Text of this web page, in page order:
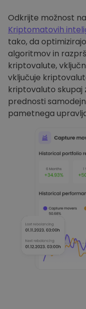
Odkrijte možnost
Kriptomatovih
tako, da
algoritmov in
kriptovalute,
vključuje
kriptovaluto skupaj
prednosti
pametnega